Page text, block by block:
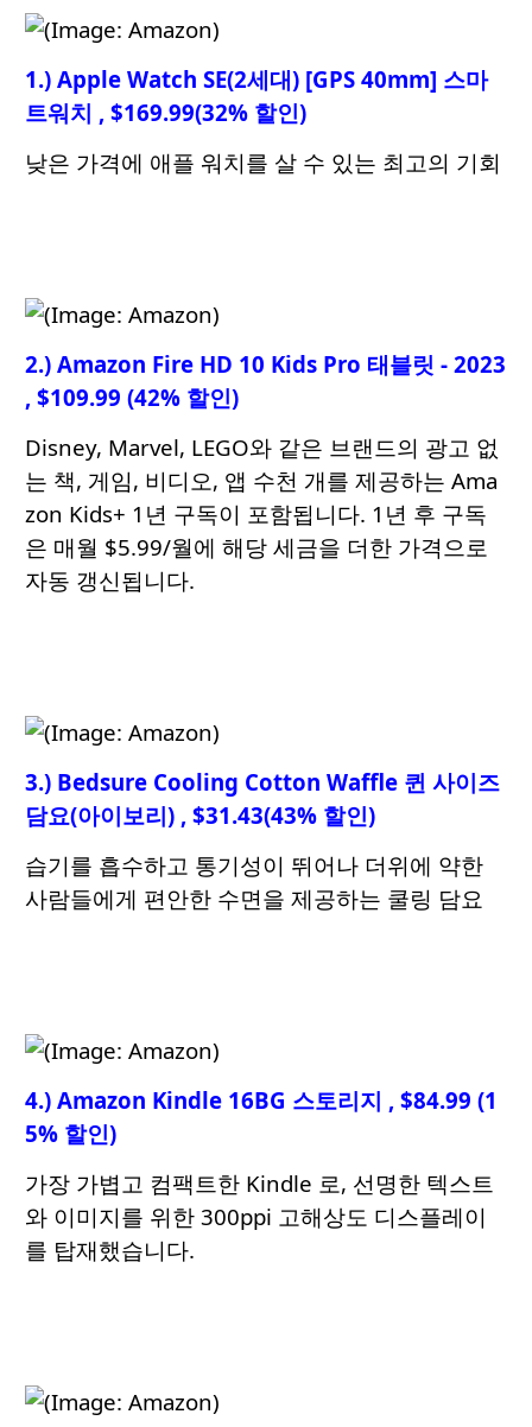
1.) Apple Watch SE(2세대) [GPS 40mm] 스마
트워치 , $169.99(32% 할인)
낮은 가격에 애플 워치를 살 수 있는 최고의 기회
2.) Amazon Fire HD 10 Kids Pro 태블릿 - 2023
, $109.99 (42% 할인)
Disney, Marvel, LEGO와 같은 브랜드의 광고 없
는 책, 게임, 비디오, 앱 수천 개를 제공하는 Ama
zon Kids+ 1년 구독이 포함됩니다. 1년 후 구독
은 매월 $5.99/월에 해당 세금을 더한 가격으로
자동 갱신됩니다.
3.) Bedsure Cooling Cotton Waffle 퀸 사이즈
담요(아이보리) , $31.43(43% 할인)
습기를 흡수하고 통기성이 뛰어나 더위에 약한
사람들에게 편안한 수면을 제공하는 쿨링 담요
4.) Amazon Kindle 16BG 스토리지 , $84.99 (1
5% 할인)
가장 가볍고 컴팩트한 Kindle 로, 선명한 텍스트
와 이미지를 위한 300ppi 고해상도 디스플레이
를 탑재했습니다.